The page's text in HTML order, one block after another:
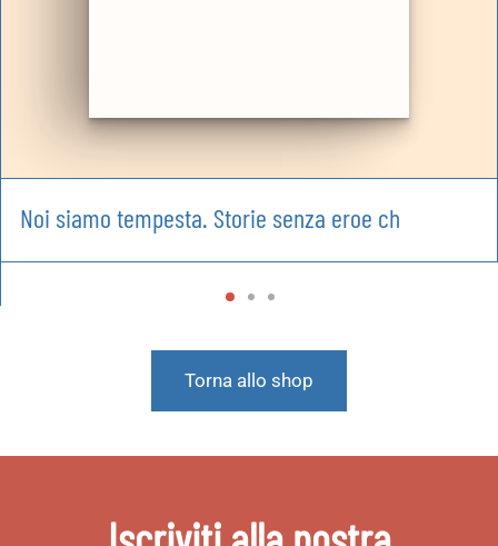
Noi siamo tempesta. Storie senza eroe ch
Torna allo shop